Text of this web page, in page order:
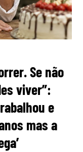
Se não
viver”:
e
mas a